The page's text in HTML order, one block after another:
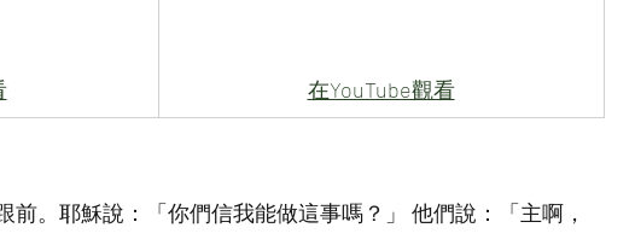
在YouTube觀看
前。耶穌說：「你們信我能做這事嗎？」 他們說：「主啊，